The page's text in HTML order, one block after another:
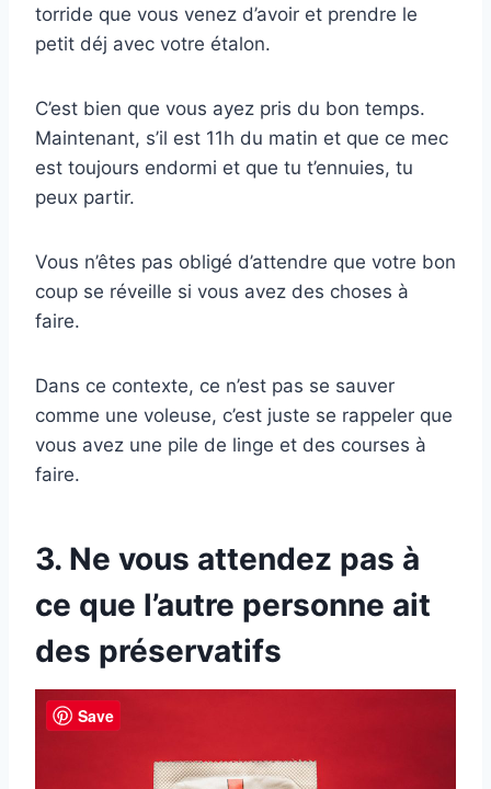
torride que vous venez d’avoir et prendre le
petit déj avec votre étalon.
C’est bien que vous ayez pris du bon temps.
Maintenant, s’il est 11h du matin et que ce mec
est toujours endormi et que tu t’ennuies, tu
peux partir.
Vous n’êtes pas obligé d’attendre que votre bon
coup se réveille si vous avez des choses à
faire.
Dans ce contexte, ce n’est pas se sauver
comme une voleuse, c’est juste se rappeler que
vous avez une pile de linge et des courses à
faire.
3. Ne vous attendez pas à
ce que l’autre personne ait
des préservatifs
Save